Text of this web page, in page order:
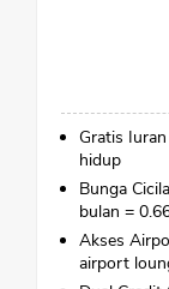
Gratis
hidup
Bunga
bulan =
Akses
airport